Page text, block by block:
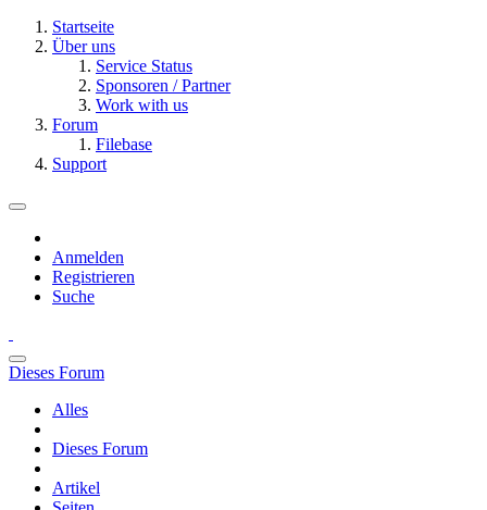
Startseite
Über uns
Service Status
Sponsoren / Partner
Work with us
Forum
Filebase
Support
Anmelden
Registrieren
Suche
Dieses Forum
Alles
Dieses Forum
Artikel